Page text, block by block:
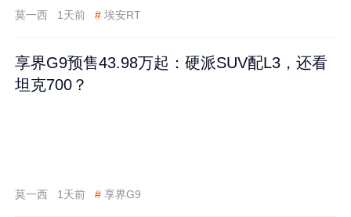
莫一西 1天前 # 埃安RT
享界G9预售43.98万起：硬派SUV配L3，还看
坦克700？
莫一西 1天前 # 享界G9